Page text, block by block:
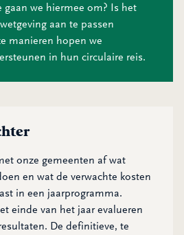
gaan we hiermee om? Is het
aan te passen
manieren hopen we
in hun circulaire reis.
onze gemeenten af wat
en wat de verwachte kosten
in een jaarprogramma.
einde van het jaar evalueren
De definitieve, te